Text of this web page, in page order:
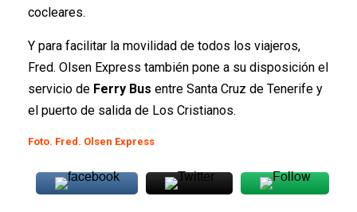
cocleares.
Y para facilitar la movilidad de todos los viajeros,
Fred. Olsen Express también pone a su disposición el
servicio de Ferry Bus entre Santa Cruz de Tenerife y
el puerto de salida de Los Cristianos.
Foto. Fred. Olsen Express